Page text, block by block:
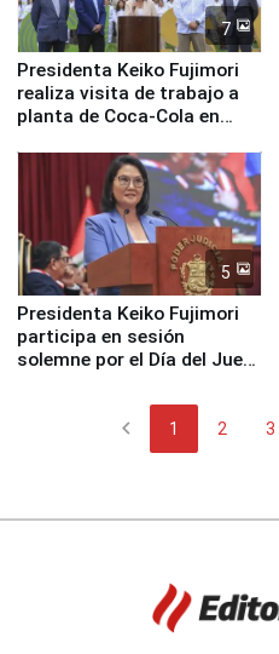
7
Presidenta Keiko Fujimori
realiza visita de trabajo a
planta de Coca-Cola en
5
Presidenta Keiko Fujimori
participa en sesión
solemne por el Día del Juez
chevron_left 1 2 3